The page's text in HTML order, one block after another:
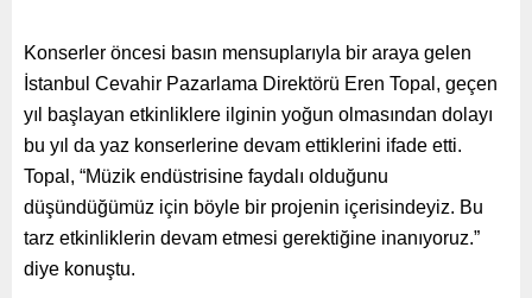
Konserler öncesi basın mensuplarıyla bir araya gelen
İstanbul Cevahir Pazarlama Direktörü Eren Topal, geçen
yıl başlayan etkinliklere ilginin yoğun olmasından dolayı
bu yıl da yaz konserlerine devam ettiklerini ifade etti.
Topal, “Müzik endüstrisine faydalı olduğunu
düşündüğümüz için böyle bir projenin içerisindeyiz. Bu
tarz etkinliklerin devam etmesi gerektiğine inanıyoruz.”
diye konuştu.